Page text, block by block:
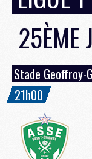
25ÈME
Stade Geoffroy-
21h00